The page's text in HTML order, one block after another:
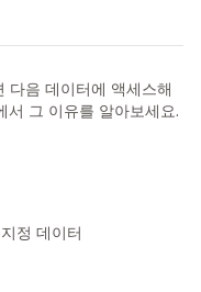
다음 데이터에 액세스해
서 그 이유를 알아보세요.
정 데이터